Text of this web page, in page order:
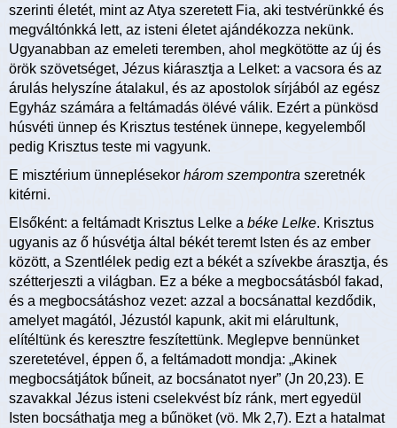
szerinti életét, mint az Atya szeretett Fia, aki testvérünkké és
megváltónkká lett, az isteni életet ajándékozza nekünk.
Ugyanabban az emeleti teremben, ahol megkötötte az új és
örök szövetséget, Jézus kiárasztja a Lelket: a vacsora és az
árulás helyszíne átalakul, és az apostolok sírjából az egész
Egyház számára a feltámadás ölévé válik. Ezért a pünkösd
húsvéti ünnep és Krisztus testének ünnepe, kegyelemből
pedig Krisztus teste mi vagyunk.
E misztérium ünneplésekor három szempontra szeretnék
kitérni.
Elsőként: a feltámadt Krisztus Lelke a béke Lelke. Krisztus
ugyanis az ő húsvétja által békét teremt Isten és az ember
között, a Szentlélek pedig ezt a békét a szívekbe árasztja, és
szétterjeszti a világban. Ez a béke a megbocsátásból fakad,
és a megbocsátáshoz vezet: azzal a bocsánattal kezdődik,
amelyet magától, Jézustól kapunk, akit mi elárultunk,
elítéltünk és keresztre feszítettünk. Meglepve bennünket
szeretetével, éppen ő, a feltámadott mondja: „Akinek
megbocsátjátok bűneit, az bocsánatot nyer” (Jn 20,23). E
szavakkal Jézus isteni cselekvést bíz ránk, mert egyedül
Isten bocsáthatja meg a bűnöket (vö. Mk 2,7). Ezt a hatalmat